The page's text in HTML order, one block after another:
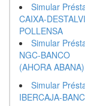
Simular
CAIXA-
POLLENSA
Simular
NGC-BANCO
(AHORA ABANA)
Simular
IBERCAJA-